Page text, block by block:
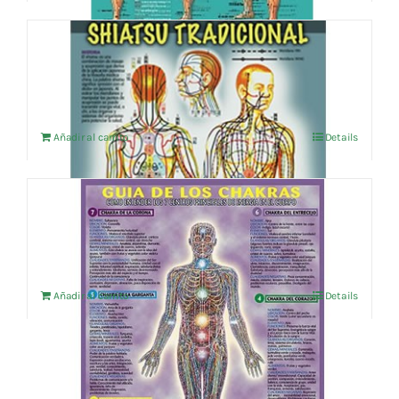
14,38 €.13,66 €.
SHIATSU TRADICIONAL
IVA no incluído
Añadir al carrito Details
GUIA DE LOS CHAKRAS
IVA no incluído
Añadir al carrito Details